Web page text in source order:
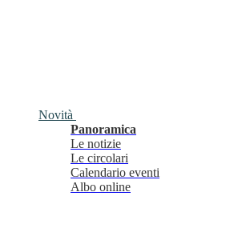
Novità
Panoramica
Le notizie
Le circolari
Calendario eventi
Albo online